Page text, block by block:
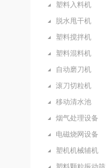
塑料入料机
脱水甩干机
塑料搅拌机
塑料混料机
自动磨刀机
滚刀切粒机
移动清水池
烟气处理设备
电磁烧网设备
塑机机械辅机